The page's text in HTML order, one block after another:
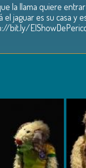
la llama quiere
el jaguar es su casa y
bit.ly/